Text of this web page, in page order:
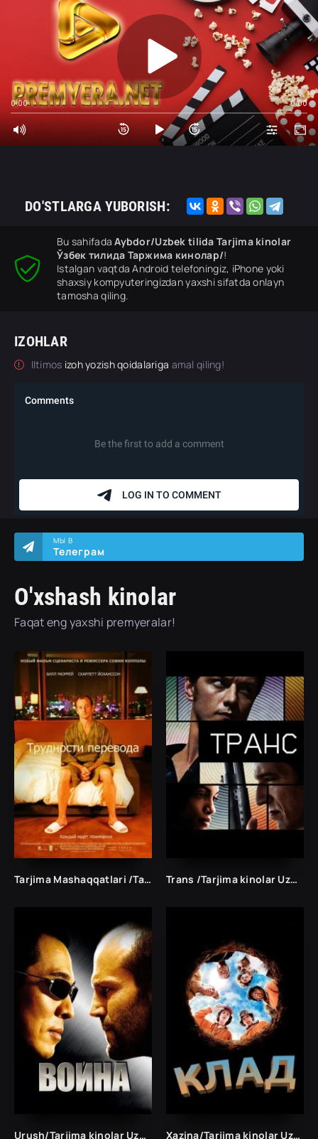
0:00 0:00
DO'STLARGA YUBORISH:
Bu sahifadaAybdor/Uzbek tilida Tarjima kinolar
Ўзбек тилида Таржима кинолар/!
Istalgan vaqtda Android telefoningiz, iPhone yoki
shaxsiy kompyuteringizdan yaxshi sifatda onlayn
tamosha qiling.
IZOHLAR
Iltimos izoh yozish qoidalariga amal qiling!
O'xshash kinolar
Faqat eng yaxshi premyeralar!
МЫ В
Телеграм
Tarjima Mashaqqatlari /Tarjima kinolar Uzbek tilida Таржима кинолар Ўзбек тилида/ Trans /Tarjima kinolar Uzbek tilida Таржима кинолар Ўзбек тилида/
Urush/Tarjima kinolar Uzbek tilida Таржима кинолар Ўзбек тилида/ Xazina/Tarjima kinolar Uzbek tilida Таржима кинолар Ўзбек тилида/